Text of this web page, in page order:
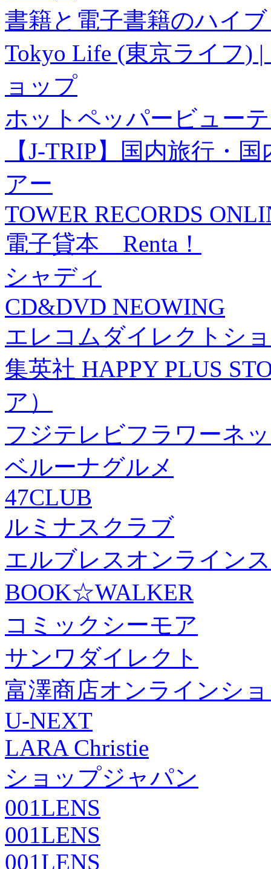
書籍と電子書籍のハイ
Tokyo Life (東京ライフ)
ョップ
ホットペッパービュー
【J-TRIP】国内旅行・
アー
TOWER RECORDS
電子貸本 Renta！
シャディ
CD&DVD NEOWING
エレコムダイレクトシ
集英社 HAPPY PLUS
ア）
フジテレビフラワーネ
ベルーナグルメ
47CLUB
ルミナスクラブ
エルブレスオンライン
BOOK☆WALKER
コミックシーモア
サンワダイレクト
富澤商店オンラインシ
U-NEXT
LARA Christie
ショップジャパン
001LENS
001LENS
001LENS